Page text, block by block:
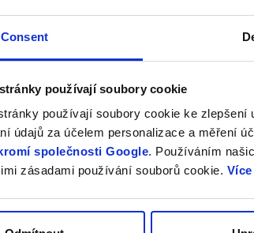
Consent
používají soubory cookie
používají soubory cookie ke
údajů za účelem personalizace a měření
společnosti Google. Používáním
zásadami používání souborů cookie.